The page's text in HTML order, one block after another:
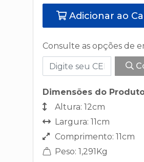
Adicionar ao
Consulte as opções de
Dimensões do
Altura: 12cm
Largura: 11cm
Comprimento: 11cm
Peso: 1,291Kg